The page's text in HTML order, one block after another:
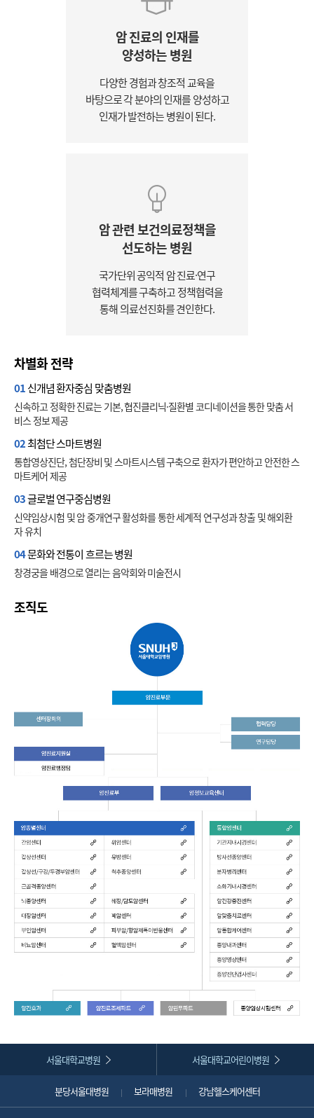
암 진료의 인재를
양성하는 병원
다양한 경험과 창조적 교육을
바탕으로 각 분야의 인재를 양성하고
인재가 발전하는 병원이 된다.
암 관련 보건의료정책을
선도하는 병원
국가단위 공익적 암 진료·연구
협력체계를 구축하고 정책협력을
통해 의료선진화를 견인한다.
차별화 전략
01신개념 환자중심 맞춤병원
신속하고 정확한 진료는 기본, 협진클리닉·질환별 코디네이션을 통한 맞춤 서
비스 정보 제공
02최첨단 스마트병원
통합영상진단, 첨단장비 및 스마트시스템 구축으로 환자가 편안하고 안전한 스
마트케어 제공
03글로벌 연구중심병원
신약임상시험 및 암 중개연구 활성화를 통한 세계적 연구성과 창출 및 해외환
자 유치
04문화와 전통이 흐르는 병원
창경궁을 배경으로 열리는 음악회와 미술전시
조직도
서울대학교병원 서울대학교어린이병원
분당서울대병원 보라매병원 강남헬스케어센터